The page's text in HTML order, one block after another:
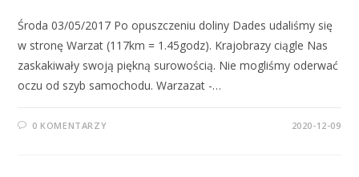
Środa 03/05/2017 Po opuszczeniu doliny Dades udaliśmy się
w stronę Warzat (117km = 1.45godz). Krajobrazy ciągle Nas
zaskakiwały swoją piękną surowością. Nie mogliśmy oderwać
oczu od szyb samochodu. Warzazat -…
0 KOMENTARZY 2020-12-09